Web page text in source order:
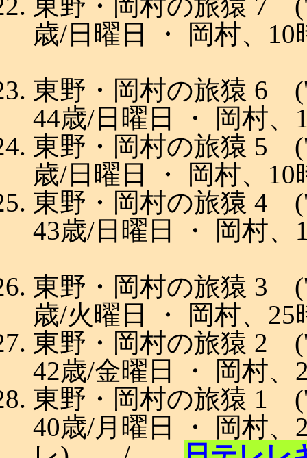
歳/日曜日 ・ 岡村、
東野・岡村の旅猿 6
44歳/日曜日 ・ 岡村、
東野・岡村の旅猿 5
歳/日曜日 ・ 岡村、
東野・岡村の旅猿 4
43歳/日曜日 ・ 岡村、
東野・岡村の旅猿 3
歳/火曜日 ・ 岡村、
東野・岡村の旅猿 2
42歳/金曜日 ・ 岡村、
東野・岡村の旅猿 1
40歳/月曜日 ・ 岡村、